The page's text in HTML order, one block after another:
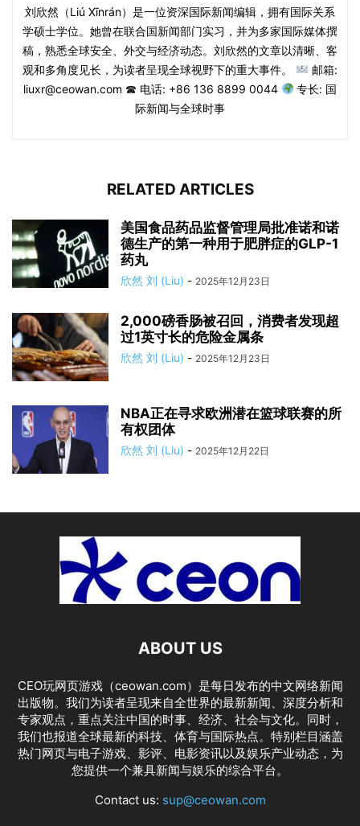
刘欣然（Liú Xīnrán）是一位资深国际新闻编辑，拥有国际关系
学硕士学位。她曾在联合国新闻部门实习，并为多家国际媒体撰
稿，熟悉全球安全、外交与经济动态。刘欣然的文章以清晰、客
观和多角度见长，为读者呈现全球视野下的重大事件。
邮箱:
liuxr@ceowan.com ☎ 电话: +86 136 8899 0044
专长: 国
际新闻与全球时事
RELATED ARTICLES
美国食品药品监督管理局批准诺和诺
德生产的第一种用于肥胖症的GLP-1
药丸
欣然 刘 (Liu) - 2025年12月23日
2,000磅香肠被召回，消费者发现超
过1英寸长的危险金属条
欣然 刘 (Liu) - 2025年12月23日
NBA正在寻求欧洲潜在篮球联赛的所
有权团体
欣然 刘 (Liu) - 2025年12月22日
ABOUT US
CEO玩网页游戏（ceowan.com）是每日发布的中文网络新闻
出版物。我们为读者呈现来自全世界的最新新闻、深度分析和
专家观点，重点关注中国的时事、经济、社会与文化。同时，
我们也报道全球最新的科技、体育与国际热点。特别栏目涵盖
热门网页与电子游戏、影评、电影资讯以及娱乐产业动态，为
您提供一个兼具新闻与娱乐的综合平台。
Contact us: sup@ceowan.com